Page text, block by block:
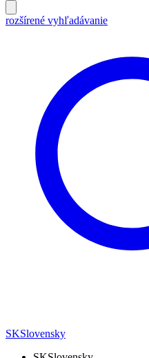
rozšírené vyhľadávanie
SKSlovensky